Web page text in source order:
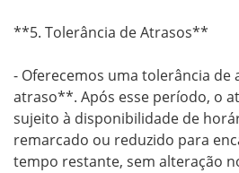
**5. Tolerância de Atrasos**
- Oferecemos uma tolerância
atraso**. Após esse período, o
sujeito à disponibilidade de
remarcado ou reduzido para
tempo restante, sem alteração